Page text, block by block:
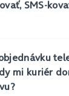
SMS-
mi kuriér